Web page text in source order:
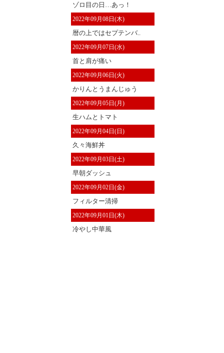
ゾロ目の日…あっ！
2022年09月08日(木)
暦の上ではセプテンバ..
2022年09月07日(水)
首と肩が痛い
2022年09月06日(火)
かりんとうまんじゅう
2022年09月05日(月)
生ハムとトマト
2022年09月04日(日)
久々海鮮丼
2022年09月03日(土)
早朝ダッシュ
2022年09月02日(金)
フィルター清掃
2022年09月01日(木)
冷やし中華風